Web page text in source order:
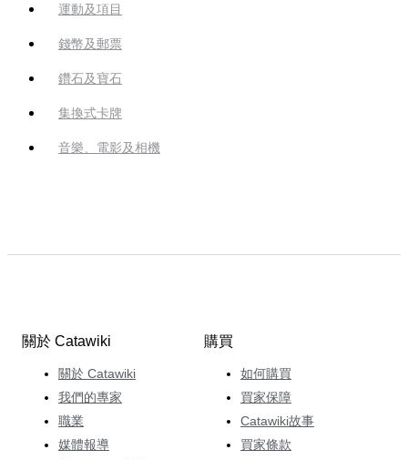
運動及項目
錢幣及郵票
鑽石及寶石
集換式卡牌
音樂、電影及相機
關於 Catawiki
關於 Catawiki
我們的專家
職業
媒體報導
購買
如何購買
買家保障
Catawiki故事
買家條款